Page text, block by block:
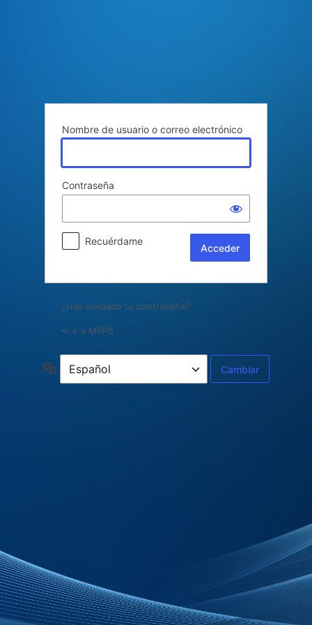
Nombre de usuario o correo electrónico
Contraseña
Recuérdame
¿Has olvidado tu contraseña?
← Ir a MPPS
Idioma